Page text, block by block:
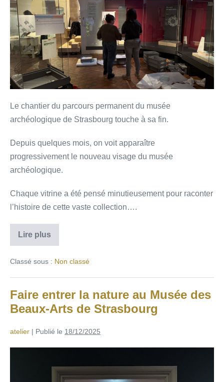
Le chantier du parcours permanent du musée
archéologique de Strasbourg touche à sa fin.
Depuis quelques mois, on voit apparaître
progressivement le nouveau visage du musée
archéologique.
Chaque vitrine a été pensé minutieusement pour raconter
l’histoire de cette vaste collection….
Lire plus
Classé sous : Non classé
Faire entrer la nature au Musée des
Beaux-Arts de Strasbourg
atelier | Publié le 18/12/2025